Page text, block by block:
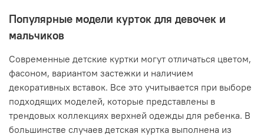
Популярные модели курток для девочек и
мальчиков
Современные детские куртки могут отличаться цветом,
фасоном, вариантом застежки и наличием
декоративных вставок. Все это учитывается при выборе
подходящих моделей, которые представлены в
трендовых коллекциях верхней одежды для ребенка. В
большинстве случаев детская куртка выполнена из